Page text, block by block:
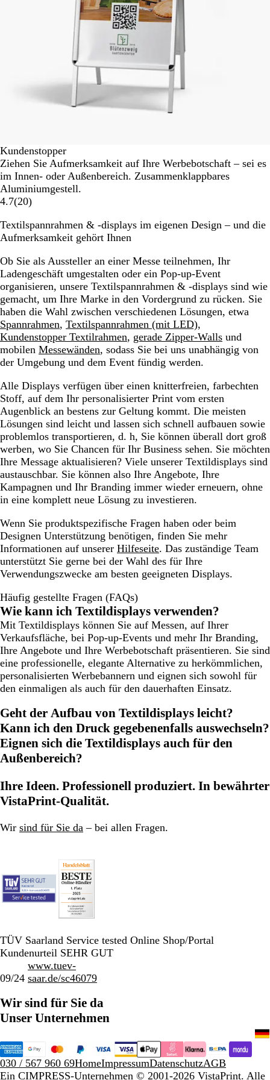
Kundenstopper
Ziehen Sie Aufmerksamkeit auf Ihre Werbebotschaft – sei es
im Innen- oder Außenbereich. Zusammenklappbares
Aluminiumgestell.
4.7(20)
Textilspannrahmen & -displays im eigenen Design – und die
Aufmerksamkeit gehört Ihnen
Ob Sie als Aussteller an einer Messe teilnehmen, Ihr
Ladengeschäft umgestalten oder ein Pop-up-Event
organisieren, unsere Textilspannrahmen & -displays sind wie
gemacht, um Ihre Marke in den Vordergrund zu rücken. Sie
haben die Wahl zwischen verschiedenen Lösungen, etwa
Spannrahmen, Textilspannrahmen (mit LED),
Kundenstopper Textilrahmen, gerade Zipper-Walls und
mobilen Messewänden, sodass Sie bei uns unabhängig von
der Umgebung und dem Event fündig werden.
Alle Displays verfügen über einen knitterfreien, farbechten
Stoff, auf dem Ihr personalisierter Print vom ersten
Augenblick an bestens zur Geltung kommt. Die meisten
Lösungen sind leicht und lassen sich schnell aufbauen sowie
problemlos transportieren, d. h, Sie können überall dort groß
werben, wo Sie Chancen für Ihr Business sehen. Sie möchten
Ihre Message aktualisieren? Viele unserer Textildisplays sind
austauschbar. Sie können also Ihre Angebote, Ihre
Kampagnen und Ihr Branding immer wieder erneuern, ohne
in eine komplett neue Lösung zu investieren.
Wenn Sie produktspezifische Fragen haben oder beim
Designen Unterstützung benötigen, finden Sie mehr
Informationen auf unserer Hilfeseite. Das zuständige Team
unterstützt Sie gerne bei der Wahl des für Ihre
Verwendungszwecke am besten geeigneten Displays.
Häufig gestellte Fragen (FAQs)
Wie kann ich Textildisplays verwenden?
Mit Textildisplays können Sie auf Messen, auf Ihrer
Verkaufsfläche, bei Pop-up-Events und mehr Ihr Branding,
Ihre Angebote und Ihre Werbebotschaft präsentieren. Sie sind
eine professionelle, elegante Alternative zu herkömmlichen,
personalisierten Werbebannern und eignen sich sowohl für
den einmaligen als auch für den dauerhaften Einsatz.
Geht der Aufbau von Textildisplays leicht?
Kann ich den Druck gegebenenfalls auswechseln?
Eignen sich die Textildisplays auch für den
Außenbereich?
Ihre Ideen. Professionell produziert. In bewährter
VistaPrint-Qualität.
Wir sind für Sie da – bei allen Fragen.
TÜV Saarland Service tested Online Shop/Portal
Kundenurteil SEHR GUT
09/24
www.tuev-
saar.de/sc46079
Wir sind für Sie da
Unser Unternehmen
030 / 567 960 69HomeImpressumDatenschutzAGB
Ein CIMPRESS-Unternehmen © 2001-2026 VistaPrint. Alle